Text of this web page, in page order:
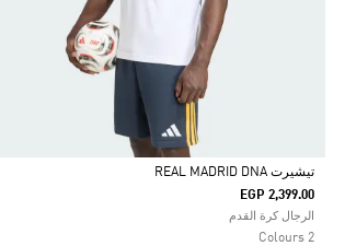
Selected
تيشيرت REAL MADRID DNA
EGP 2,399.00
الرجال كرة القدم
2 Colours